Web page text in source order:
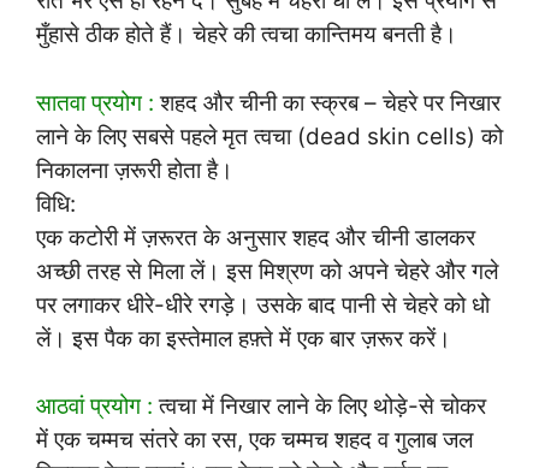
मुँहासे ठीक होते हैं। चेहरे की त्वचा कान्तिमय बनती है।
सातवा प्रयोग : शहद और चीनी का स्क्रब – चेहरे पर निखार
लाने के लिए सबसे पहले मृत त्वचा (dead skin cells) को
निकालना ज़रूरी होता है।
विधि:
एक कटोरी में ज़रूरत के अनुसार शहद और चीनी डालकर
अच्छी तरह से मिला लें। इस मिश्रण को अपने चेहरे और गले
पर लगाकर धीरे-धीरे रगड़े। उसके बाद पानी से चेहरे को धो
लें। इस पैक का इस्तेमाल हफ़्ते में एक बार ज़रूर करें।
आठवां प्रयोग : त्वचा में निखार लाने के लिए थोड़े-से चोकर
में एक चम्मच संतरे का रस, एक चम्मच शहद व गुलाब जल